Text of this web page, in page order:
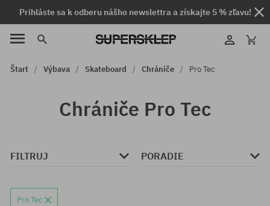
Prihláste sa k odberu nášho newslettra a získajte 5 % zľavu!
Štart Výbava Skateboard Chrániče Pro Tec
Chrániče Pro Tec
FILTRUJ PORADIE
Pro Tec